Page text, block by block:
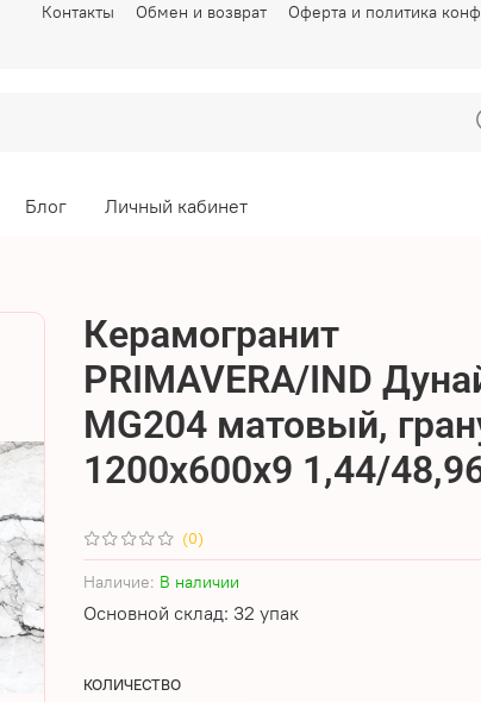
Контакты Обмен и возврат Оферта и политика
Блог
Личный кабинет
(0)
Наличие: В наличии
Основной склад: 32 упак
Керамогранит
PRIMAVERA/IND
MG204 матовый,
1200х600х9 1,44/
КОЛИЧЕСТВО